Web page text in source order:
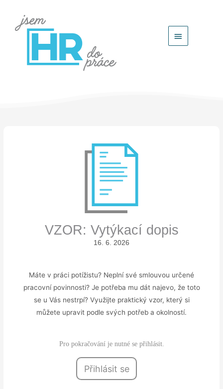
Hlavní
VZOR: Vytýkací dopis
16. 6. 2026
Máte v práci potížistu? Neplní své smlouvou určené
pracovní povinnosti? Je potřeba mu dát najevo, že toto
se u Vás nestrpí? Využijte praktický vzor, který si
můžete upravit podle svých potřeb a okolností.
Pro pokračování je nutné se přihlásit.
Přihlásit se